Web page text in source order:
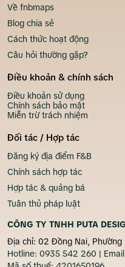
Về fnbmaps
Blog chia sẻ
Cách thức hoạt động
Câu hỏi thường gặp?
Điều khoản & chính sách
Điều khoản sử dụng
Chính sách bảo mật
Miễn trừ trách nhiệm
Đối tác / Hợp tác
Đăng ký địa điểm F&B
Chính sách hợp tác
Hợp tác & quảng bá
Tuân thủ pháp luật
CÔNG TY TNHH PUTA
Địa chỉ: 02 Đồng Nai, Phường
Hotline: 0935 542 260 |